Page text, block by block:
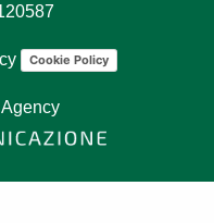
Cookie Policy